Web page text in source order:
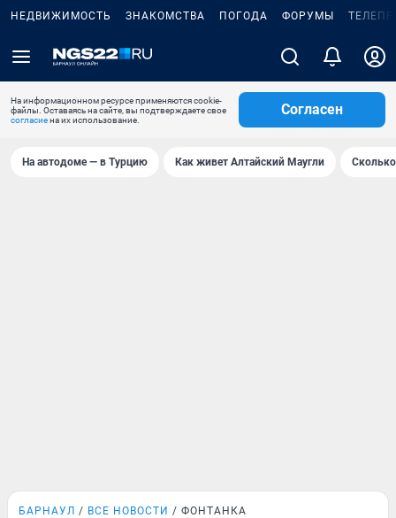
НЕДВИЖИМОСТЬ ЗНАКОМСТВА ПОГОДА ФОРУМЫ
На информационном ресурсе применяются cookie-
файлы. Оставаясь на сайте, вы подтверждаете свое
согласиена их использование.
Согласен
На автодоме — в Турцию Как живет Алтайский Маугли
БАРНАУЛ ВСЕ НОВОСТИ ФОНТАНКА